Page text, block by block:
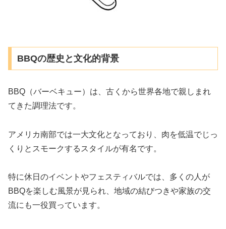
BBQの歴史と文化的背景
BBQ（バーベキュー）は、古くから世界各地で親しまれ
てきた調理法です。
アメリカ南部では一大文化となっており、肉を低温でじっ
くりとスモークするスタイルが有名です。
特に休日のイベントやフェスティバルでは、多くの人が
BBQを楽しむ風景が見られ、地域の結びつきや家族の交
流にも一役買っています。